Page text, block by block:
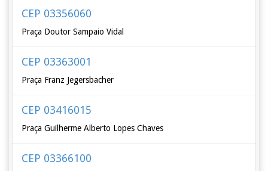
CEP 03356060
Praça Doutor Sampaio Vidal
CEP 03363001
Praça Franz Jegersbacher
CEP 03416015
Praça Guilherme Alberto Lopes Chaves
CEP 03366100